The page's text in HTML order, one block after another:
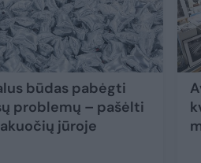
būdas pabėgti
problemų – pašėlti
jūroje